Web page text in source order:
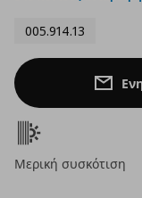
005.914.13
Μερική συσκότιση